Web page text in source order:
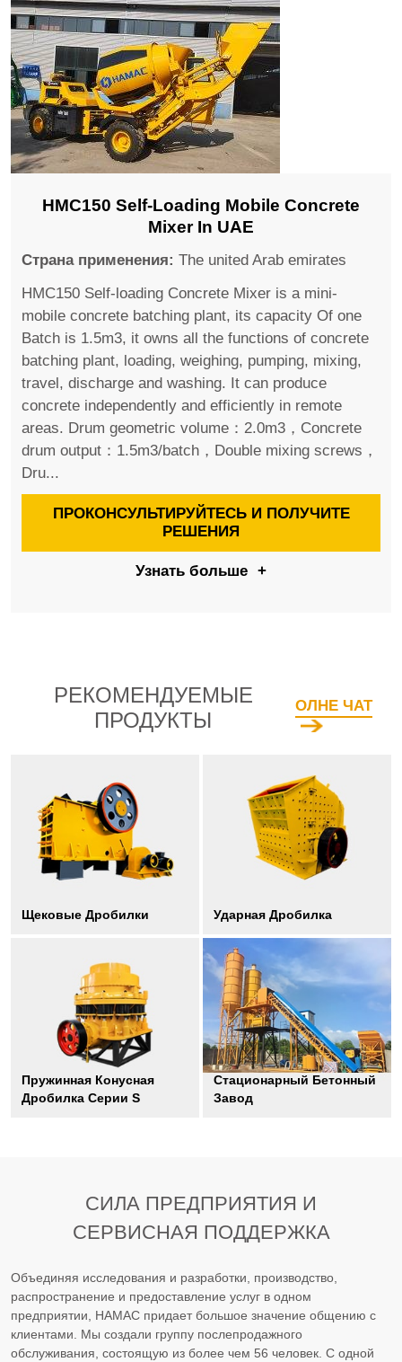
HMC150 Self-Loading Mobile Concrete
Mixer In UAE
Страна применения: The united Arab emirates
HMC150 Self-loading Concrete Mixer is a mini-
mobile concrete batching plant, its capacity Of one
Batch is 1.5m3, it owns all the functions of concrete
batching plant, loading, weighing, pumping, mixing,
travel, discharge and washing. It can produce
concrete independently and efficiently in remote
areas. Drum geometric volume：2.0m3，Concrete
drum output：1.5m3/batch，Double mixing screws，
Dru...
ПРОКОНСУЛЬТИРУЙТЕСЬ И ПОЛУЧИТЕ
РЕШЕНИЯ
Узнать больше +
РЕКОМЕНДУЕМЫЕ
ПРОДУКТЫ
ОЛНЕ ЧАТ
Щековые Дробилки Ударная Дробилка
Пружинная Конусная
Дробилка Серии S
Стационарный Бетонный
Завод
СИЛА ПРЕДПРИЯТИЯ И
СЕРВИСНАЯ ПОДДЕРЖКА
Объединяя исследования и разработки, производство,
распространение и предоставление услуг в одном
предприятии, HAMAC придает большое значение общению с
клиентами. Мы создали группу послепродажного
обслуживания, состоящую из более чем 56 человек. С одной